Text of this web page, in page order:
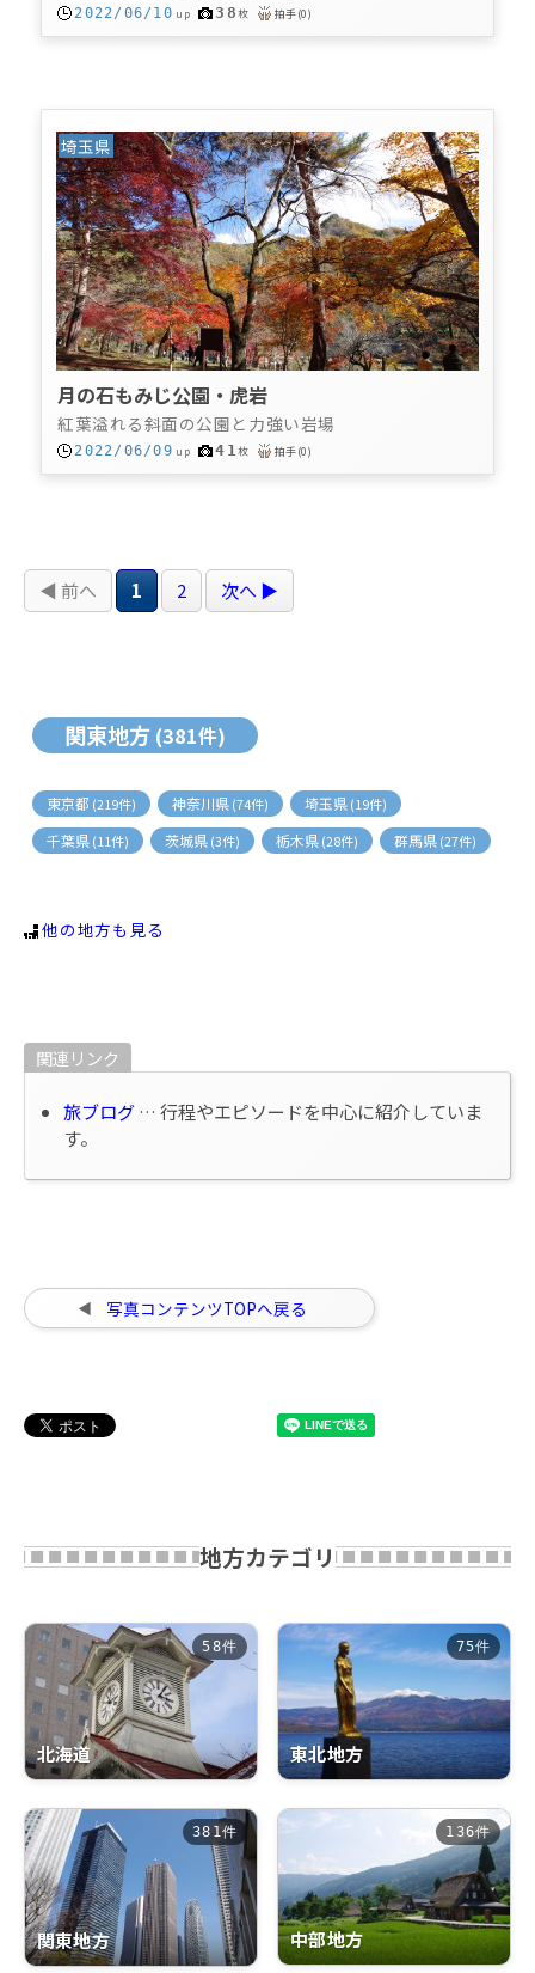
2022/06/10 up 38枚 拍手(0)
埼玉県
月の石もみじ公園・虎岩
紅葉溢れる斜面の公園と力強い岩場
2022/06/09 up 41枚 拍手(0)
◀ 前へ 1 2 次へ ▶
関東地方 (381件)
東京都 (219件) 神奈川県(74件) 埼玉県(19件)
千葉県(11件) 茨城県(3件) 栃木県(28件) 群馬県(27件)
他の地方も見る
関連リンク
旅ブログ… 行程やエピソードを中心に紹介していま
す。
写真コンテンツTOPへ戻る
地方カテゴリ
58件
北海道
75件
東北地方
381件
関東地方
136件
中部地方